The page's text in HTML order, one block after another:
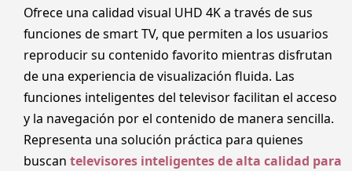
Ofrece una calidad visual UHD 4K a través de sus
funciones de smart TV, que permiten a los usuarios
reproducir su contenido favorito mientras disfrutan
de una experiencia de visualización fluida. Las
funciones inteligentes del televisor facilitan el acceso
y la navegación por el contenido de manera sencilla.
Representa una solución práctica para quienes
buscan televisores inteligentes de alta calidad para